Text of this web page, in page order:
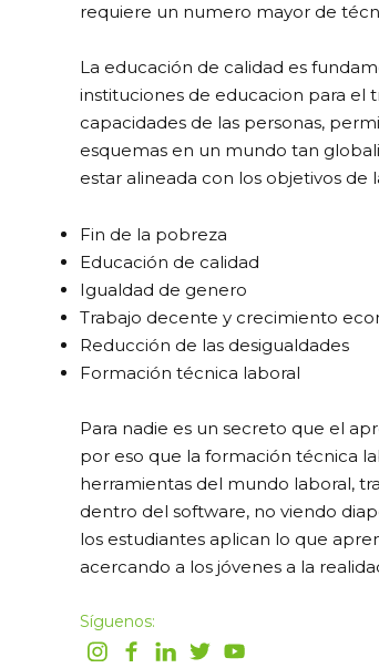
requiere un numero mayor de
La educación de calidad es
instituciones de educacion para el
capacidades de las personas,
esquemas en un mundo tan
estar alineada con los objetivos
Fin de la pobreza
Educación de calidad
Igualdad de genero
Trabajo decente y crecimiento
Reducción de las desigualdades
Formación técnica laboral
Para nadie es un secreto que el
por eso que la formación técnica
herramientas del mundo laboral,
dentro del software, no viendo
los estudiantes aplican lo que
acercando a los jóvenes a la
Síguenos: